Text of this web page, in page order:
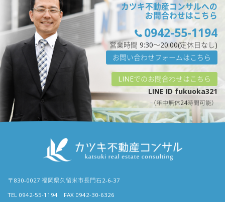
カツキ不動産コンサルへの
お問合わせはこちら
0942-55-1194
営業時間 9:30〜20:00(定休日なし)
お問い合わせフォームはこちら
LINEでのお問合わせはこちら
LINE ID fukuoka321
（年中無休24時間可能）
〒830-0027 福岡県久留米市長門石2-6-37
TEL 0942-55-1194 FAX 0942-30-6326